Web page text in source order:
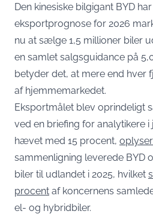
Den kinesiske bilgigant BYD
eksportprognose for 2026
nu at sælge 1,5 millioner biler
en samlet salgsguidance på
betyder det, at mere end hver
af hjemmemarkedet.
Eksportmålet blev oprindeligt
ved en briefing for analytikere i
hævet med 15 procent,
sammenligning leverede BYD
biler til udlandet i 2025, hvilket
procent af koncernens
el- og hybridbiler.